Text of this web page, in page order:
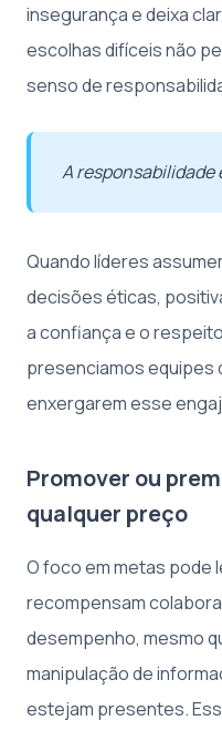
insegurança e deixa
escolhas difíceis não
senso de
A responsabilidade
Quando líderes
decisões éticas,
a confiança e o
presenciamos equipes
enxergarem esse
Promover ou
qualquer preço
O foco em metas pode
recompensam
desempenho, mesmo
manipulação de
estejam presentes.